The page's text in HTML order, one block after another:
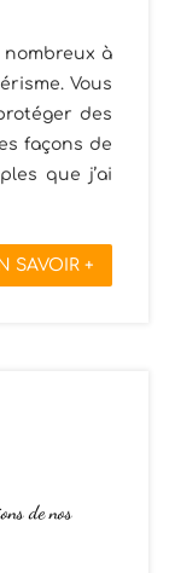
nombreux à
Vous
des
façons de
que j’ai
SAVOIR +
de nos